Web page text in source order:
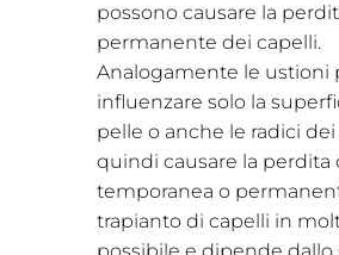
possono causare la
permanente dei capelli.
Analogamente le ustioni
influenzare solo la
pelle o anche le radici dei
quindi causare la perdita
temporanea o
trapianto di capelli in